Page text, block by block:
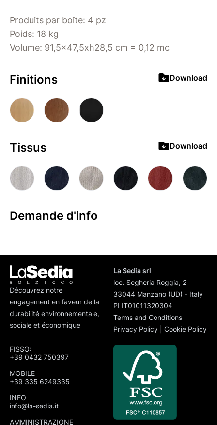
Produits par boîte: 4 pz
Poids: 18 kg
Volume: 91,5x47,5xh28,5 cm = 0,12 mc
Finitions Download
Tissus Download
Demande d'info
Découvrez notre
engagement en faveur de la
durabilité environnementale,
sociale et économique
La Sedia srl
loc. Segheria Roggia, 2
33044 Manzano (UD) - Italy
PI IT01011320304
Terms and Conditions
Privacy Policy
Cookie Policy
FISSO:
+39 0432 750397
MOBILE
+39 335 6249335
INFO
info@la-sedia.it
AMMINISTRAZIONE